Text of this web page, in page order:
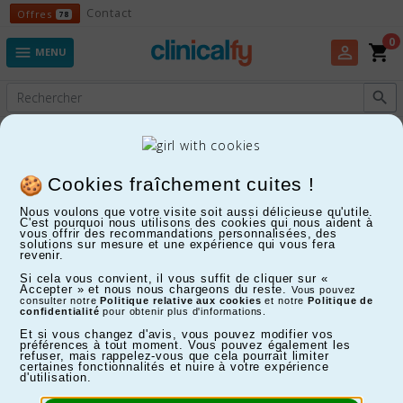
Cookies fraîchement cuites !
Nous voulons que votre visite soit aussi délicieuse qu'utile.
C'est pourquoi nous utilisons des cookies qui nous aident à
vous offrir des recommandations personnalisées, des
solutions sur mesure et une expérience qui vous fera
revenir.
Si cela vous convient, il vous suffit de cliquer sur «
Accepter » et nous nous chargeons du reste.
Vous pouvez
consulter notrePolitique relative aux cookies et notrePolitique de
confidentialité pour obtenir plus d'informations.
Et si vous changez d'avis, vous pouvez modifier vos
préférences à tout moment. Vous pouvez également les
refuser, mais rappelez-vous que cela pourrait limiter
certaines fonctionnalités et nuire à votre expérience
d'utilisation.
Offres 78 OffresContact
 MENU perm_identity shopping_cart
0

Roues de yoga
FILTRER
Affichage 1-2 de 2 article(s)